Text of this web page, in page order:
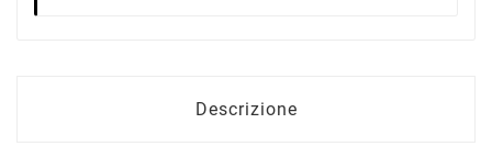
Descrizione